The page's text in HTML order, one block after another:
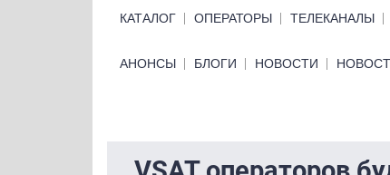
КАТАЛОГ ОПЕРАТОРЫ ТЕЛЕКАНАЛЫ
Primary links bottom
АНОНСЫ БЛОГИ НОВОСТИ